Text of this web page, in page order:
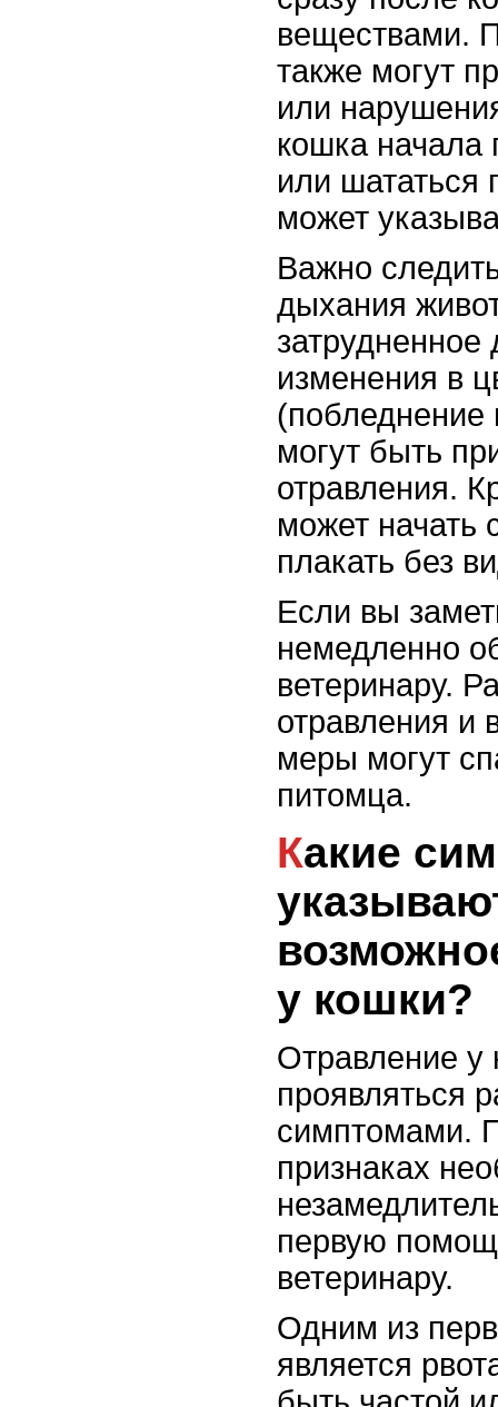
веществами.
также могут
или
кошка начала
или шататься
может
Важно
дыхания
изменения в
могут быть
отравления.
может начать
плакать без
Если вы
немедленно
ветеринару.
отравления и
меры могут
питомца.
Какие симптомы
у кошки?
Отравление у
проявляться
симптомами.
признаках
первую
ветеринару.
Одним из
является